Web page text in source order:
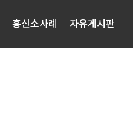
흥신소사례 자유게시판